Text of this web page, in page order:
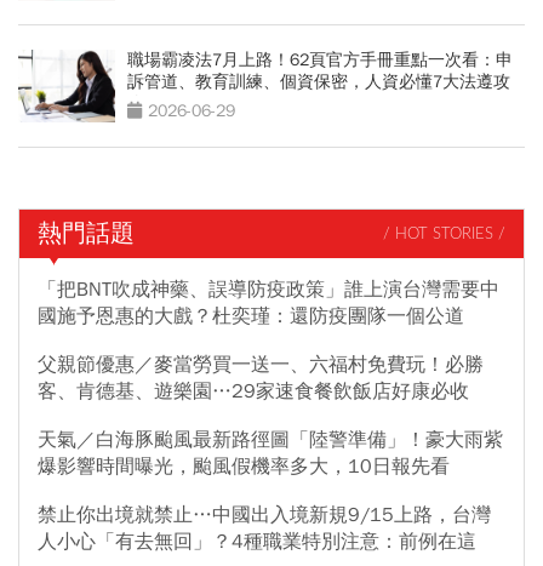
職場霸凌法7月上路！62頁官方手冊重點一次看：申
訴管道、教育訓練、個資保密，人資必懂7大法遵攻
略 2026-06-29
熱門話題 / HOT STORIES /
「把BNT吹成神藥、誤導防疫政策」誰上演台灣需要中
國施予恩惠的大戲？杜奕瑾：還防疫團隊一個公道
父親節優惠／麥當勞買一送一、六福村免費玩！必勝
客、肯德基、遊樂園…29家速食餐飲飯店好康必收
天氣／白海豚颱風最新路徑圖「陸警準備」！豪大雨紫
爆影響時間曝光，颱風假機率多大，10日報先看
禁止你出境就禁止…中國出入境新規9/15上路，台灣
人小心「有去無回」？4種職業特別注意：前例在這